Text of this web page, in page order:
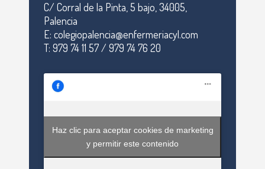
C/ Corral de la Pinta, 5 bajo, 34005,
Palencia
E: colegiopalencia@enfermeriacyl.com
T: 979 74 11 57 / 979 74 76 20
Haz clic para aceptar cookies de marketing
y permitir este contenido